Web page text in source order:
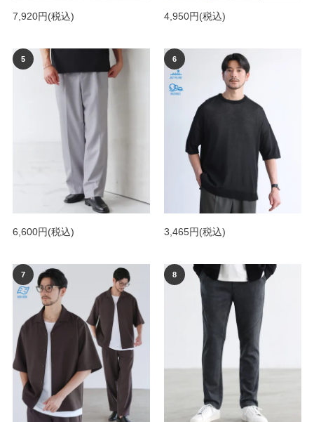
7,920円(税込) 4,950円(税込)
6,600円(税込) 3,465円(税込)